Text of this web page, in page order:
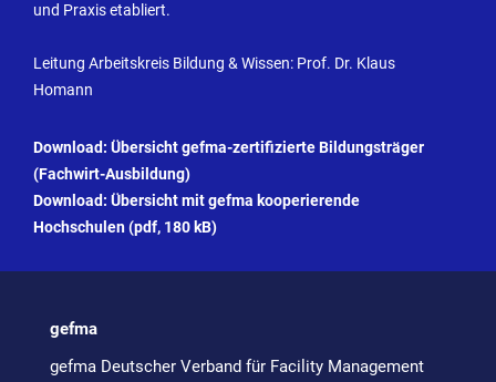
und Praxis etabliert.
Leitung Arbeitskreis Bildung & Wissen: Prof. Dr. Klaus
Homann
Download: Übersicht gefma-zertifizierte Bildungsträger
(Fachwirt-Ausbildung)
Download: Übersicht mit gefma kooperierende
Hochschulen (pdf, 180 kB)
gefma
gefma Deutscher Verband für Facility Management